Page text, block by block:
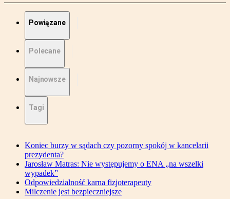
Powiązane
Polecane
Najnowsze
Tagi
Koniec burzy w sądach czy pozorny spokój w kancelarii
prezydenta?
Jarosław Matras: Nie występujemy o ENA „na wszelki
wypadek”
Odpowiedzialność karna fizjoterapeuty
Milczenie jest bezpieczniejsze